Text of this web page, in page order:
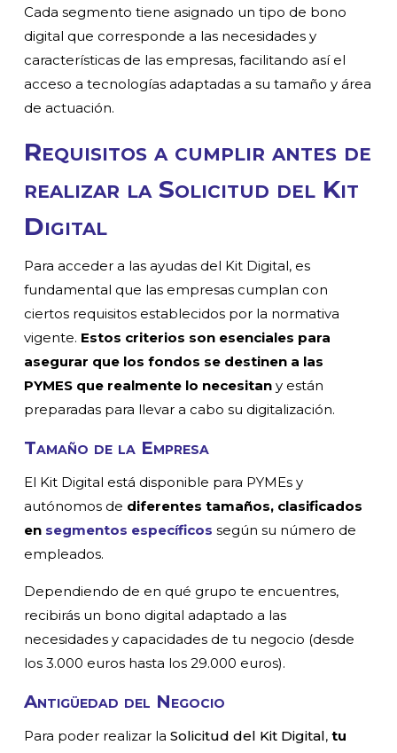
Cada segmento tiene asignado un tipo de bono
digital que corresponde a las necesidades y
características de las empresas, facilitando así el
acceso a tecnologías adaptadas a su tamaño y área
de actuación.
Requisitos a cumplir antes de
realizar la Solicitud del Kit
Digital
Para acceder a las ayudas del Kit Digital, es
fundamental que las empresas cumplan con
ciertos requisitos establecidos por la normativa
vigente. Estos criterios son esenciales para
asegurar que los fondos se destinen a las
PYMES que realmente lo necesitan y están
preparadas para llevar a cabo su digitalización.
Tamaño de la Empresa
El Kit Digital está disponible para PYMEs y
autónomos de diferentes tamaños, clasificados
en segmentos específicos según su número de
empleados.
Dependiendo de en qué grupo te encuentres,
recibirás un bono digital adaptado a las
necesidades y capacidades de tu negocio (desde
los 3.000 euros hasta los 29.000 euros).
Antigüedad del Negocio
Para poder realizar laSolicitud del Kit Digital, tu